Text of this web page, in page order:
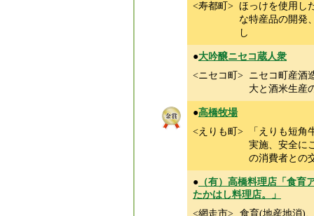
<寿都町> ほっけを使用し
な特産品の開発
し
●大吟醸ニセコ蔵人衆
<ニセコ町> ニセコ町産酒
大と酒米生産
●高橋牧場
<えりも町>
「えりも短
実施、安全に
の消費者との
● （有）高橋料理店「食
たかはし料理店。」
<網走市> 食育(地産地消)